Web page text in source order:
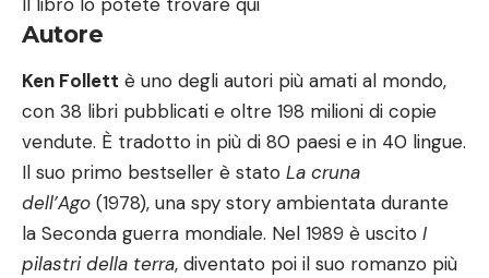
Autore
Ken Follett è uno degli autori più amati al mondo,
con 38 libri pubblicati e oltre 198 milioni di copie
vendute. È tradotto in più di 80 paesi e in 40 lingue.
Il suo primo bestseller è stato La cruna
dell’Ago (1978), una spy story ambientata durante
la Seconda guerra mondiale. Nel 1989 è uscito I
pilastri della terra, diventato poi il suo romanzo più